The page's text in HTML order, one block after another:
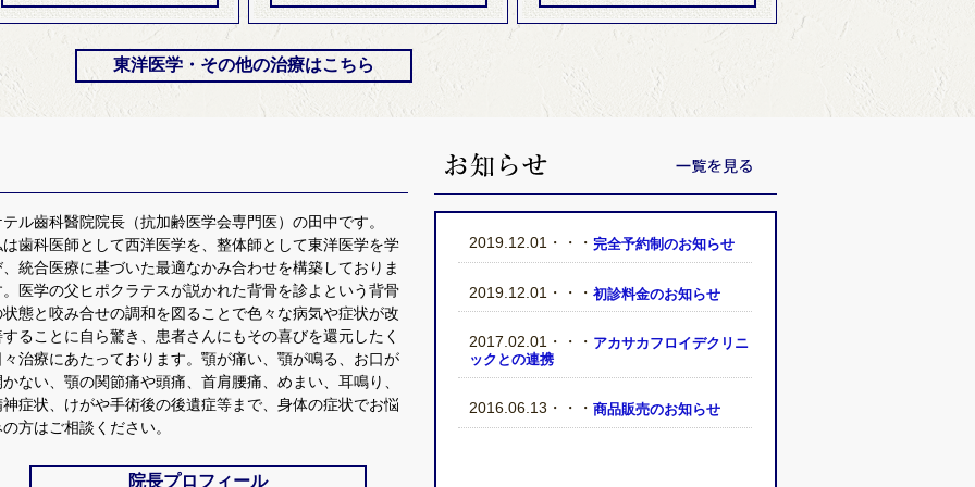
東洋医学・その他の治療はこちら
テル齒科醫院院長（抗加齢医学会専門医）の田中です。
は歯科医師として西洋医学を、整体師として東洋医学を学
、統合医療に基づいた最適なかみ合わせを構築しておりま
。医学の父ヒポクラテスが説かれた背骨を診よという背骨
状態と咬み合せの調和を図ることで色々な病気や症状が改
することに自ら驚き、患者さんにもその喜びを還元したく
々治療にあたっております。顎が痛い、顎が鳴る、お口が
かない、顎の関節痛や頭痛、首肩腰痛、めまい、耳鳴り、
神症状、けがや手術後の後遺症等まで、身体の症状でお悩
方はご相談ください。
院長プロフィール
2019.12.01・・・ 完全予約制のお知らせ
2019.12.01・・・ 初診料金のお知らせ
2017.02.01・・・ アカサカフロイデクリニ
ックとの連携
2016.06.13・・・ 商品販売のお知らせ